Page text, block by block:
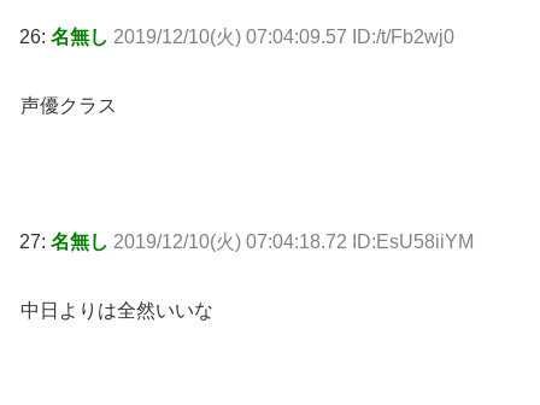
26: 名無し 2019/12/10(火) 07:04:09.57 ID:/t/Fb2wj0
声優クラス
27: 名無し 2019/12/10(火) 07:04:18.72 ID:EsU58iiYM
中日よりは全然いいな